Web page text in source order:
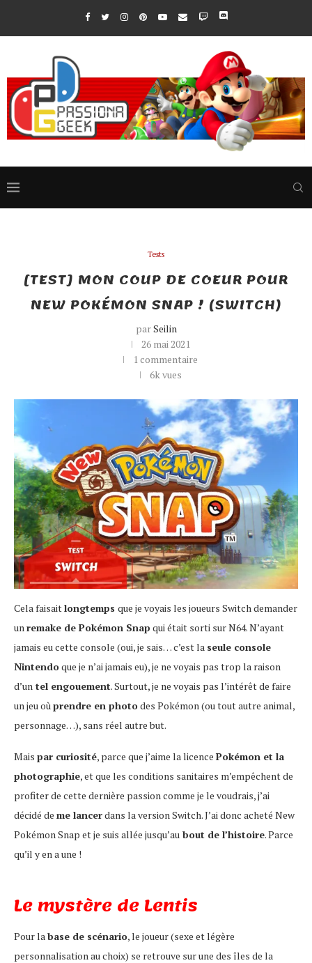
Tests
[TEST] MON COUP DE COEUR POUR
NEW POKÉMON SNAP ! (SWITCH)
parSeilin
26 mai 2021
1 commentaire
6kvues
Cela faisaitlongtemps que je voyais les joueurs Switch demander
un remake de Pokémon Snap qui était sorti sur N64. N’ayant
jamais eu cette console (oui, je sais… c’est la seule console
Nintendoque je n’ai jamais eu), je ne voyais pas trop la raison
d’un tel engouement. Surtout, je ne voyais pas l’intérêt de faire
un jeu où prendre en photodes Pokémon (ou tout autre animal,
personnage…), sans réel autre but.
Mais par curiosité, parce que j’aime la licence Pokémon et la
photographie, et que les conditions sanitaires m’empêchent de
profiter de cette dernière passion comme je le voudrais, j’ai
décidé de me lancerdans la version Switch. J’ai donc acheté New
Pokémon Snap et je suis allée jusqu’au bout de l’histoire. Parce
qu’il y en a une !
Le mystère de Lentis
Pour la base de scénario, le joueur (sexe et légère
personnalisation au choix) se retrouve sur une des îles de la